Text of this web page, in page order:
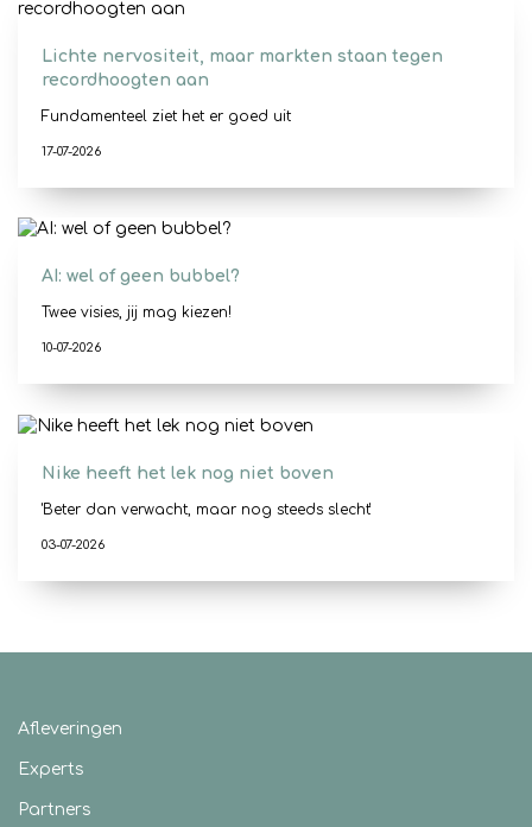
Lichte nervositeit, maar markten staan tegen
recordhoogten aan
Fundamenteel ziet het er goed uit
17-07-2026
AI: wel of geen bubbel?
Twee visies, jij mag kiezen!
10-07-2026
Nike heeft het lek nog niet boven
'Beter dan verwacht, maar nog steeds slecht'
03-07-2026
Afleveringen
Experts
Partners